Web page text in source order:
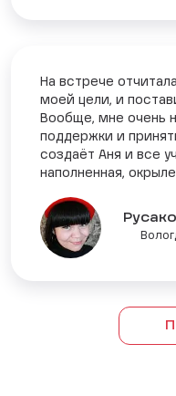
На встрече
моей цели, и
Вообще, мне очень
поддержки и
создаёт Аня и все
наполненная,